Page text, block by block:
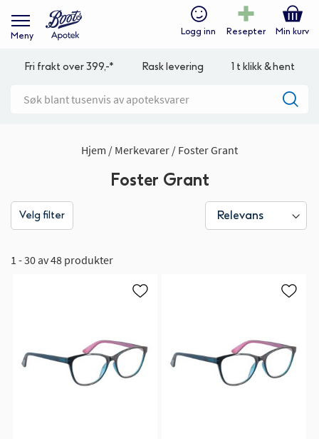
Meny Logg inn Resepter Min kurv
Fri frakt over 399,-* Rask levering 1 t klikk & hent
Hjem Merkevarer Foster Grant
Foster Grant
Velg filter
1 - 30 av 48 produkter